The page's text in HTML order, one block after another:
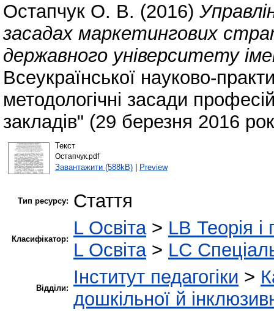
Остапчук О. В. (2016)
засадах маркетингових
державного університету
Всеукраїнської науково-
методологічні засади
закладів" (29 березня 2016
Текст
Остапчук.pdf
Завантажити (588kB)| Preview
Тип ресурсу: Стаття
Класифікатор:
L Освіта> LB Теорія і
L Освіта> LC
Відділи:
Інститут педагогіки >
дошкільної й